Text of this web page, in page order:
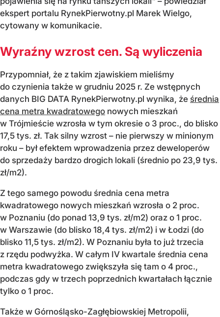
ekspert portalu RynekPierwotny.pl Marek Wielgo,
cytowany w komunikacie.
Wyraźny wzrost cen. Są wyliczenia
Przypomniał, że z takim zjawiskiem mieliśmy
do czynienia także w grudniu 2025 r. Ze wstępnych
danych BIG DATA RynekPierwotny.pl wynika, że średnia
cena metra kwadratowego nowych mieszkań
w Trójmieście wzrosła w tym okresie o 3 proc., do blisko
17,5 tys. zł. Tak silny wzrost – nie pierwszy w minionym
roku – był efektem wprowadzenia przez deweloperów
do sprzedaży bardzo drogich lokali (średnio po 23,9 tys.
zł/m2).
Z tego samego powodu średnia cena metra
kwadratowego nowych mieszkań wzrosła o 2 proc.
w Poznaniu (do ponad 13,9 tys. zł/m2) oraz o 1 proc.
w Warszawie (do blisko 18,4 tys. zł/m2) i w Łodzi (do
blisko 11,5 tys. zł/m2). W Poznaniu była to już trzecia
z rzędu podwyżka. W całym IV kwartale średnia cena
metra kwadratowego zwiększyła się tam o 4 proc.,
podczas gdy w trzech poprzednich kwartałach łącznie
tylko o 1 proc.
Także w Górnośląsko-Zagłębiowskiej Metropolii,